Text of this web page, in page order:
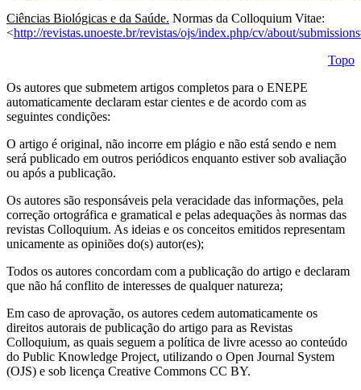
Ciências Biológicas e da Saúde. Normas da Colloquium Vitae:
<http://revistas.unoeste.br/revistas/ojs/index.php/cv/about/
Topo
Os autores que submetem artigos completos para o ENEPE
automaticamente declaram estar cientes e de acordo com as
seguintes condições:
O artigo é original, não incorre em plágio e não está sendo e nem
será publicado em outros periódicos enquanto estiver sob avaliação
ou após a publicação.
Os autores são responsáveis pela veracidade das informações, pela
correção ortográfica e gramatical e pelas adequações às normas das
revistas Colloquium. As ideias e os conceitos emitidos representam
unicamente as opiniões do(s) autor(es);
Todos os autores concordam com a publicação do artigo e declaram
que não há conflito de interesses de qualquer natureza;
Em caso de aprovação, os autores cedem automaticamente os
direitos autorais de publicação do artigo para as Revistas
Colloquium, as quais seguem a política de livre acesso ao conteúdo
do Public Knowledge Project, utilizando o Open Journal System
(OJS) e sob licença Creative Commons CC BY.